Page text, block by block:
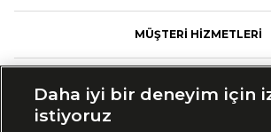
MÜŞTERİ HİZMETLERİ
Daha iyi bir deneyim için
istiyoruz